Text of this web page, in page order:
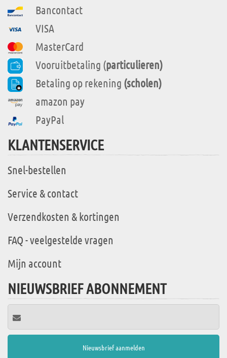
Bancontact
VISA
MasterCard
Vooruitbetaling (particulieren)
Betaling op rekening (scholen)
amazon pay
PayPal
KLANTENSERVICE
Snel-bestellen
Service & contact
Verzendkosten & kortingen
FAQ - veelgestelde vragen
Mijn account
NIEUWSBRIEF ABONNEMENT